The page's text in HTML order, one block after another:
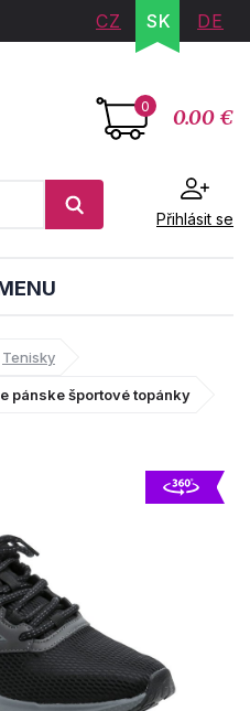
CZ SK DE
0 0.00 €
Přihlásit se
Tenisky
pánske športové topánky